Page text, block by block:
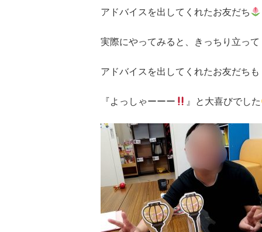
アドバイスを出してくれたお友だち
実際にやってみると、きっちり立って
アドバイスを出してくれたお友だちも
『よっしゃーーー 』と大喜びでした